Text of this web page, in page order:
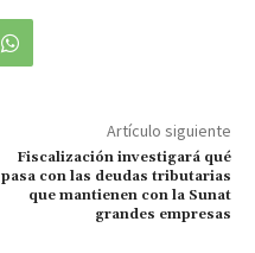
Artículo siguiente
Fiscalización investigará qué
pasa con las deudas tributarias
que mantienen con la Sunat
grandes empresas